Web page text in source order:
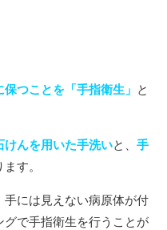
つことを「手指衛生」 と
けんを用いた手洗いと、 手
す。
には見えない病原体が付
で手指衛生を行うことが